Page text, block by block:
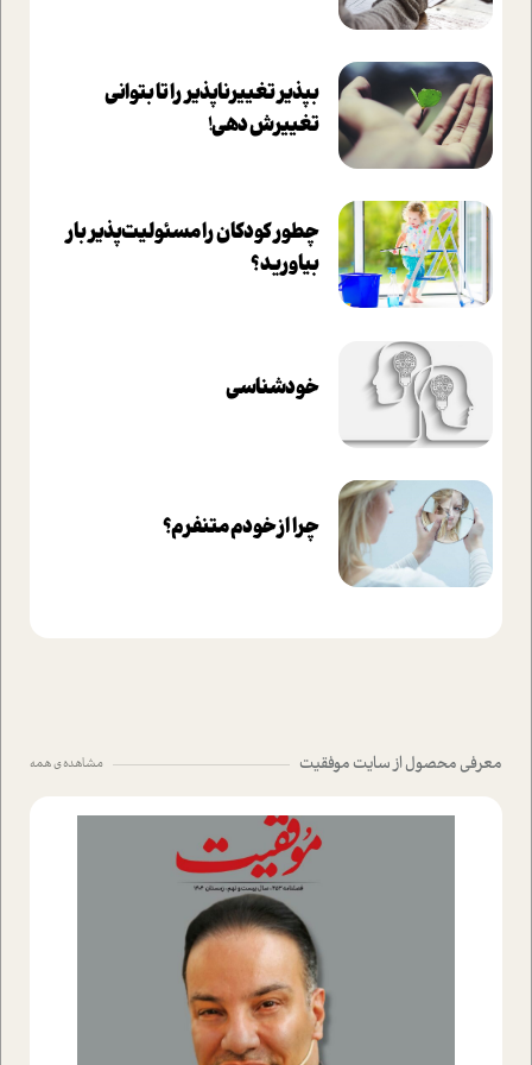
بپذير تغييرناپذير را تا بتواني
تغييرش دهي!‏
چطور کودکان را مسئولیت‌پذیر بار
بیاورید؟
خودشناسی
چرا از خودم متنفرم؟
معرفی محصول از سایت موفقیت مشاهده ی همه